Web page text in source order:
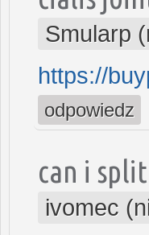
Smularp
https://
odpowiedz
can i
ivomec